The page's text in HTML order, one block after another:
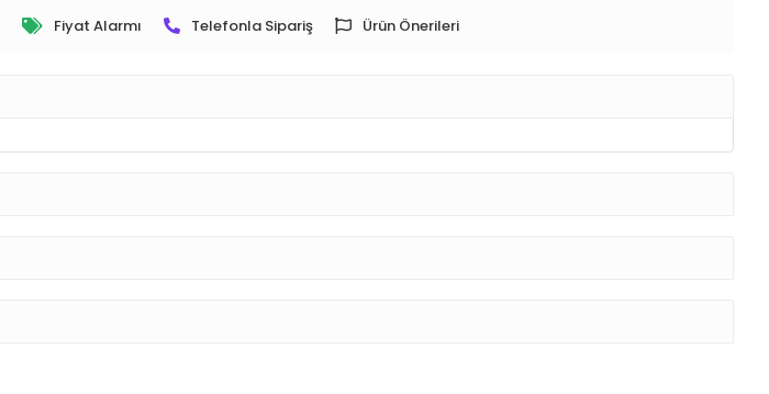
Fiyat Alarmı Telefonla Sipariş Ürün Önerileri